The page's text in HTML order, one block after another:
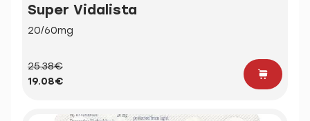
Super Vidalista
20/60mg
25.38€
19.08€